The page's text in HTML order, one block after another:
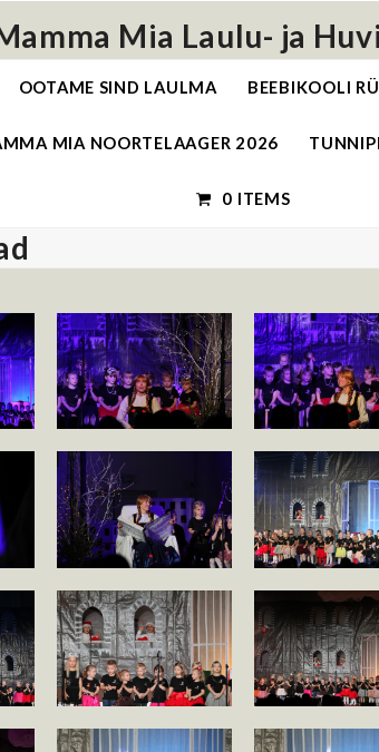
Mia Laulu- ja
OOTAME SIND LAULMA BEEBIKOOLI
MIA NOORTELAAGER 2026
0 ITEMS